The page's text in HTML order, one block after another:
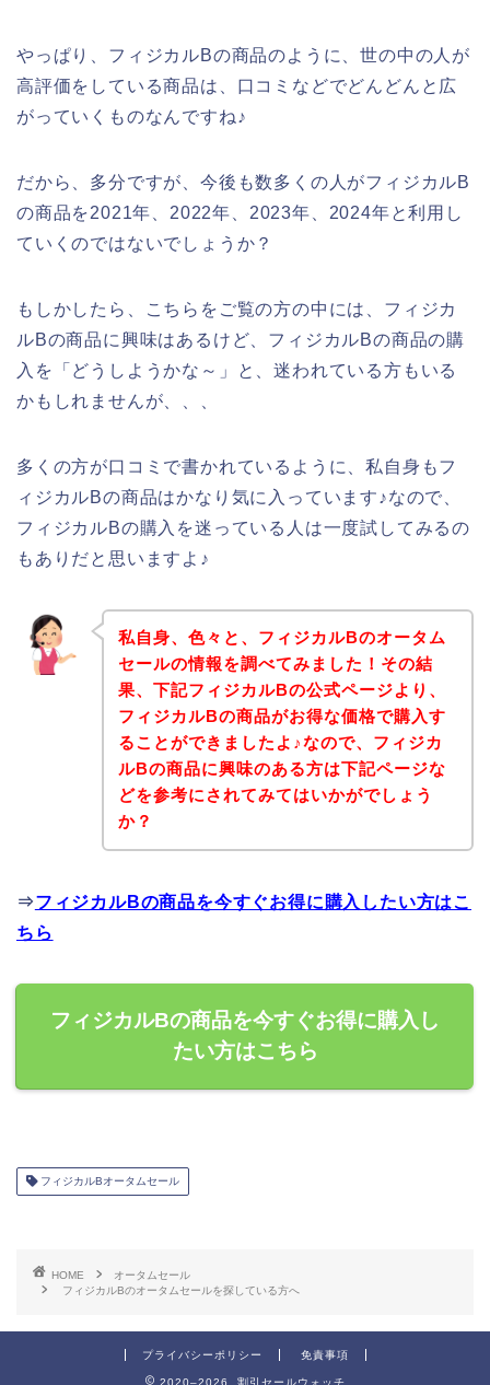
やっぱり、フィジカルBの商品のように、世の中の人が
高評価をしている商品は、口コミなどでどんどんと広
がっていくものなんですね♪
だから、多分ですが、今後も数多くの人がフィジカルB
の商品を2021年、2022年、2023年、2024年と利用し
ていくのではないでしょうか？
もしかしたら、こちらをご覧の方の中には、フィジカ
ルBの商品に興味はあるけど、フィジカルBの商品の購
入を「どうしようかな～」と、迷われている方もいる
かもしれませんが、、、
多くの方が口コミで書かれているように、私自身もフ
ィジカルBの商品はかなり気に入っています♪なので、
フィジカルBの購入を迷っている人は一度試してみるの
もありだと思いますよ♪
私自身、色々と、フィジカルBのオータム
セールの情報を調べてみました！その結
果、下記フィジカルBの公式ページより、
フィジカルBの商品がお得な価格で購入す
ることができましたよ♪なので、フィジカ
ルBの商品に興味のある方は下記ページな
どを参考にされてみてはいかがでしょう
か？
⇒フィジカルBの商品を今すぐお得に購入したい方はこ
ちら
フィジカルBの商品を今すぐお得に購入し
たい方はこちら
フィジカルBオータムセール
HOME
オータムセール
フィジカルBのオータムセールを探している方へ
プライバシーポリシー 免責事項
2020–2026 割引セールウォッチ